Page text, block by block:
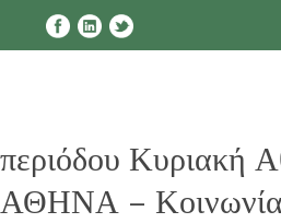
περιόδου Κυριακή
ΑΘΗΝΑ – Κοινωνία